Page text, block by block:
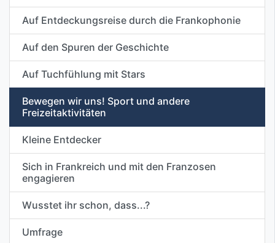
Auf Entdeckungsreise durch die Frankophonie
Auf den Spuren der Geschichte
Auf Tuchfühlung mit Stars
Bewegen wir uns! Sport und andere
Freizeitaktivitäten
Kleine Entdecker
Sich in Frankreich und mit den Franzosen
engagieren
Wusstet ihr schon, dass...?
Umfrage